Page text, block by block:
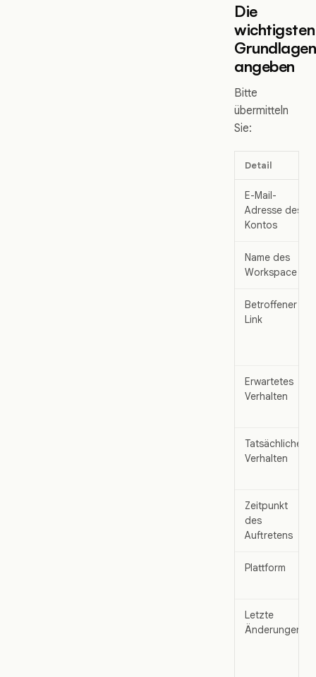
Die
wichtigsten
Grundlagen
angeben
Bitte
übermitteln
Sie:
Detail
E-Mail-
Adresse des
Kontos
Name des
Workspace
Betroffener
Link
Erwartetes
Verhalten
Tatsächliches
Verhalten
Zeitpunkt
des
Auftretens
Plattform
Letzte
Änderungen